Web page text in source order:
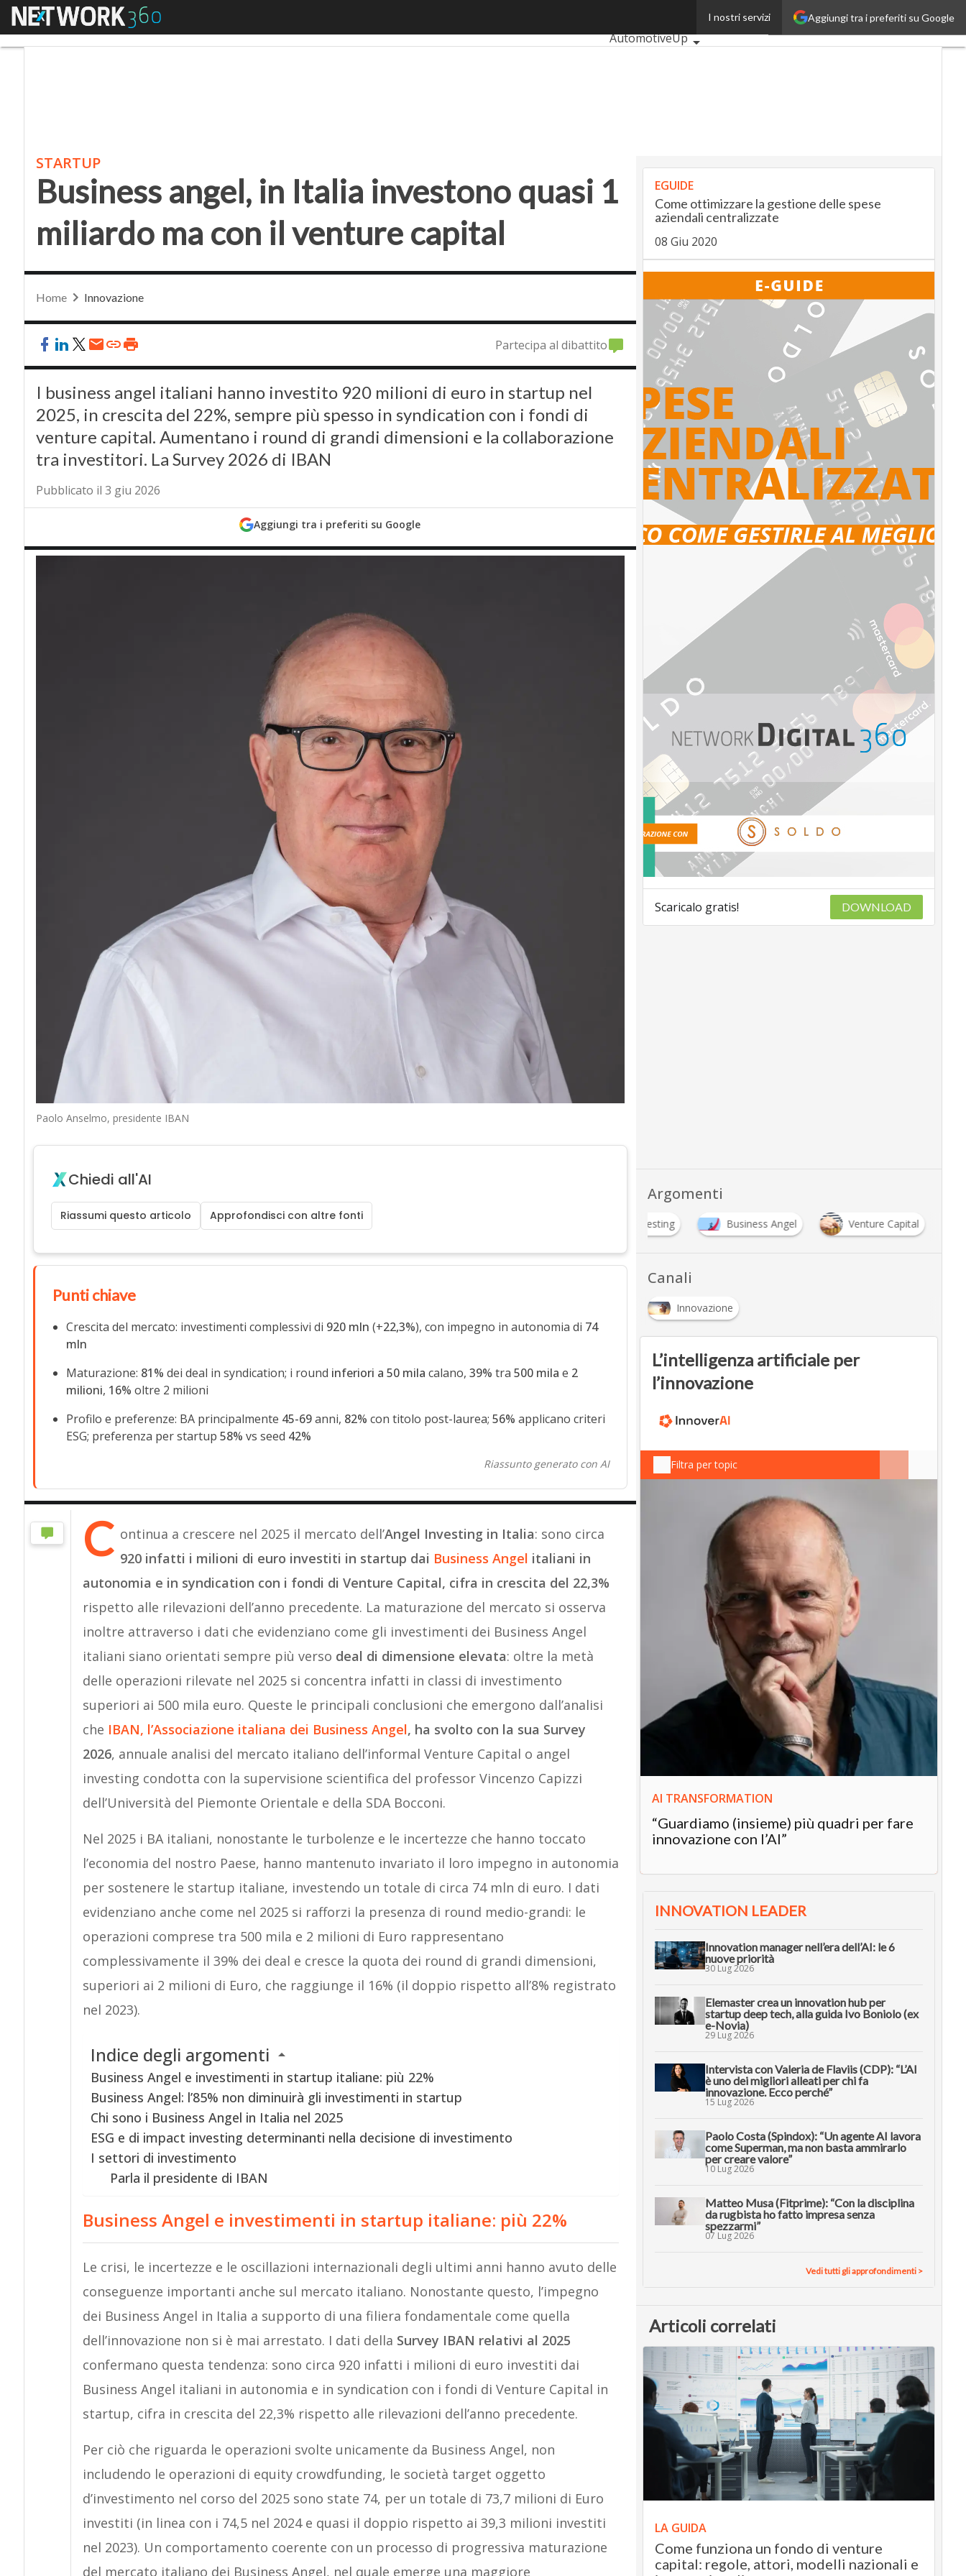
Aggiungi tra i preferiti su Google
I nostri servizi
Menu
AutomotiveUp
STARTUP
Business angel, in Italia investono quasi 1
miliardo ma con il venture capital
Home Innovazione
Partecipa al dibattito
I business angel italiani hanno investito 920 milioni di euro in startup nel
2025, in crescita del 22%, sempre più spesso in syndication con i fondi di
venture capital. Aumentano i round di grandi dimensioni e la collaborazione
tra investitori. La Survey 2026 di IBAN
Pubblicato il 3 giu 2026
Aggiungi tra i preferiti su Google
Paolo Anselmo, presidente IBAN
Chiedi all'AI
Riassumi questo articolo Approfondisci con altre fonti
Punti chiave
Crescita del mercato: investimenti complessivi di 920 mln (+22,3%), con impegno in autonomia di 74
mln
Maturazione: 81% dei deal in syndication; i round inferiori a 50 mila calano, 39% tra 500 mila e 2
milioni, 16% oltre 2 milioni
Profilo e preferenze: BA principalmente 45-69anni, 82% con titolo post-laurea; 56% applicano criteri
ESG; preferenza per startup 58% vs seed 42%
Riassunto generato con AI
C ontinua a crescere nel 2025 il mercato dell’Angel Investing in Italia: sono circa
920 infatti i milioni di euro investiti in startup dai Business Angel italiani in
autonomia e in syndication con i fondi di Venture Capital, cifra in crescita del 22,3%
rispetto alle rilevazioni dell’anno precedente. La maturazione del mercato si osserva
inoltre attraverso i dati che evidenziano come gli investimenti dei Business Angel
italiani siano orientati sempre più verso deal di dimensione elevata: oltre la metà
delle operazioni rilevate nel 2025 si concentra infatti in classi di investimento
superiori ai 500 mila euro. Queste le principali conclusioni che emergono dall’analisi
che IBAN, l’Associazione italiana dei Business Angel, ha svolto con la sua Survey
2026, annuale analisi del mercato italiano dell’informal Venture Capital o angel
investing condotta con la supervisione scientifica del professor Vincenzo Capizzi
dell’Università del Piemonte Orientale e della SDA Bocconi.
Nel 2025 i BA italiani, nonostante le turbolenze e le incertezze che hanno toccato
l’economia del nostro Paese, hanno mantenuto invariato il loro impegno in autonomia
per sostenere le startup italiane, investendo un totale di circa 74 mln di euro. I dati
evidenziano anche come nel 2025 si rafforzi la presenza di round medio-grandi: le
operazioni comprese tra 500 mila e 2 milioni di Euro rappresentano
complessivamente il 39% dei deal e cresce la quota dei round di grandi dimensioni,
superiori ai 2 milioni di Euro, che raggiunge il 16% (il doppio rispetto all’8% registrato
nel 2023).
Indice degli argomenti
Business Angel e investimenti in startup italiane: più 22%
Business Angel: l’85% non diminuirà gli investimenti in startup
Chi sono i Business Angel in Italia nel 2025
ESG e di impact investing determinanti nella decisione di investimento
I settori di investimento
Parla il presidente di IBAN
Business Angel e investimenti in startup italiane: più 22%
Le crisi, le incertezze e le oscillazioni internazionali degli ultimi anni hanno avuto delle
conseguenze importanti anche sul mercato italiano. Nonostante questo, l’impegno
dei Business Angel in Italia a supporto di una filiera fondamentale come quella
dell’innovazione non si è mai arrestato. I dati della Survey IBAN relativi al 2025
confermano questa tendenza: sono circa 920 infatti i milioni di euro investiti dai
Business Angel italiani in autonomia e in syndication con i fondi di Venture Capital in
startup, cifra in crescita del 22,3% rispetto alle rilevazioni dell’anno precedente.
Per ciò che riguarda le operazioni svolte unicamente da Business Angel, non
includendo le operazioni di equity crowdfunding, le società target oggetto
d’investimento nel corso del 2025 sono state 74, per un totale di 73,7 milioni di Euro
investiti (in linea con i 74,5 nel 2024 e quasi il doppio rispetto ai 39,3 milioni investiti
nel 2023). Un comportamento coerente con un processo di progressiva maturazione
del mercato italiano dei Business Angel, nel quale emerge una maggiore
EGUIDE
Come ottimizzare la gestione delle spese
aziendali centralizzate
08 Giu 2020
Scaricalo gratis! DOWNLOAD
Argomenti
angel investing Business Angel Venture Capital
Canali
Innovazione
L’intelligenza artificiale per
l’innovazione
Filtra per topic
AI TRANSFORMATION
“Guardiamo (insieme) più quadri per fare
innovazione con l’AI”
INNOVATION LEADER
Innovation manager nell’era dell’AI: le 6
nuove priorità
30 Lug 2026
Elemaster crea un innovation hub per
startup deep tech, alla guida Ivo Boniolo (ex
e-Novia)
29 Lug 2026
Intervista con Valeria de Flaviis (CDP): “L’AI
è uno dei migliori alleati per chi fa
innovazione. Ecco perché”
15 Lug 2026
Paolo Costa (Spindox): “Un agente AI lavora
come Superman, ma non basta ammirarlo
per creare valore”
10 Lug 2026
Matteo Musa (Fitprime): “Con la disciplina
da rugbista ho fatto impresa senza
spezzarmi”
07 Lug 2026
Vedi tutti gli approfondimenti >
Articoli correlati
LA GUIDA
Come funziona un fondo di venture
capital: regole, attori, modelli nazionali e